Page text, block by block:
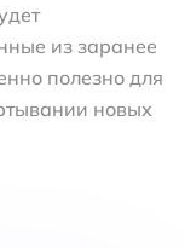
из заранее
полезно для
новых